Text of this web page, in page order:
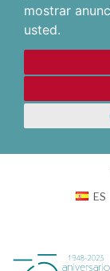
mostrar
usted.
ES